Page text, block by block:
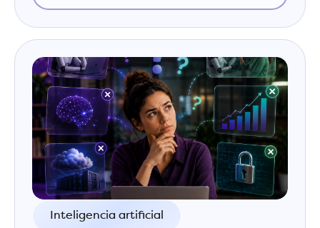
Inteligencia artificial